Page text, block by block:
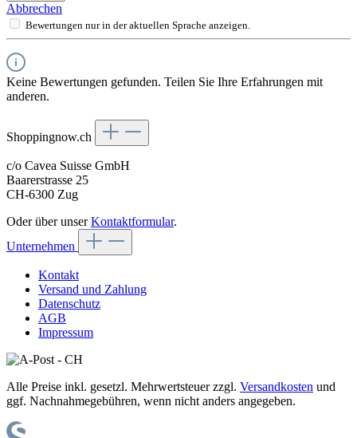
Abbrechen
Bewertungen nur in der aktuellen Sprache anzeigen.
Keine Bewertungen gefunden. Teilen Sie Ihre Erfahrungen mit
anderen.
Shoppingnow.ch
c/o Cavea Suisse GmbH
Baarerstrasse 25
CH-6300 Zug
Oder über unserKontaktformular.
Unternehmen
Kontakt
Versand und Zahlung
Datenschutz
AGB
Impressum
Alle Preise inkl. gesetzl. Mehrwertsteuer zzgl. Versandkosten und
ggf. Nachnahmegebühren, wenn nicht anders angegeben.